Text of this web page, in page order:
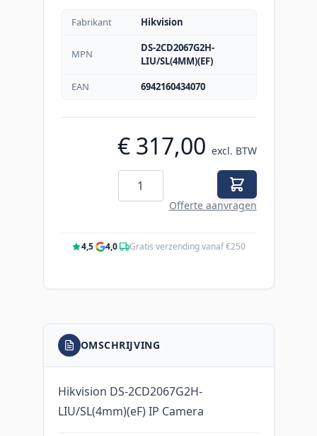
Fabrikant Hikvision
MPN
DS-2CD2067G2H-
LIU/SL(4MM)(EF)
EAN
6942160434070
€ 317,00 excl. BTW
Aantal
Offerte aanvragen
4,5· 4,0· Gratis verzending vanaf €250
OMSCHRIJVING
Hikvision DS-2CD2067G2H-
LIU/SL(4mm)(eF) IP Camera